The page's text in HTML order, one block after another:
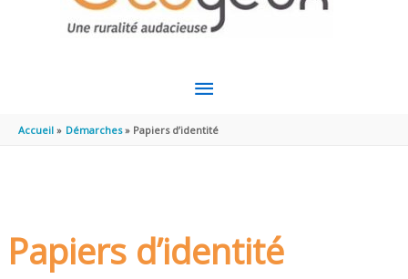
MENU
PRINCIPAL
Accueil Démarches Papiers d’identité
Papiers d’identité